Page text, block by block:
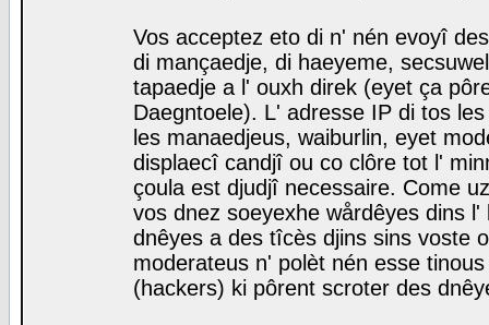
Vos acceptez eto di n' nén evoyî
di mançaedje, di haeyeme,
tapaedje a l' ouxh direk (eyet ça
Daegntoele). L' adresse IP di tos
les manaedjeus, waiburlin, eyet
displaecî candjî ou co clôre tot l'
çoula est djudjî necessaire. Come
vos dnez soeyexhe wårdêyes dins
dnêyes a des tîcès djins sins voste
moderateus n' polèt nén esse
(hackers) ki pôrent scroter des